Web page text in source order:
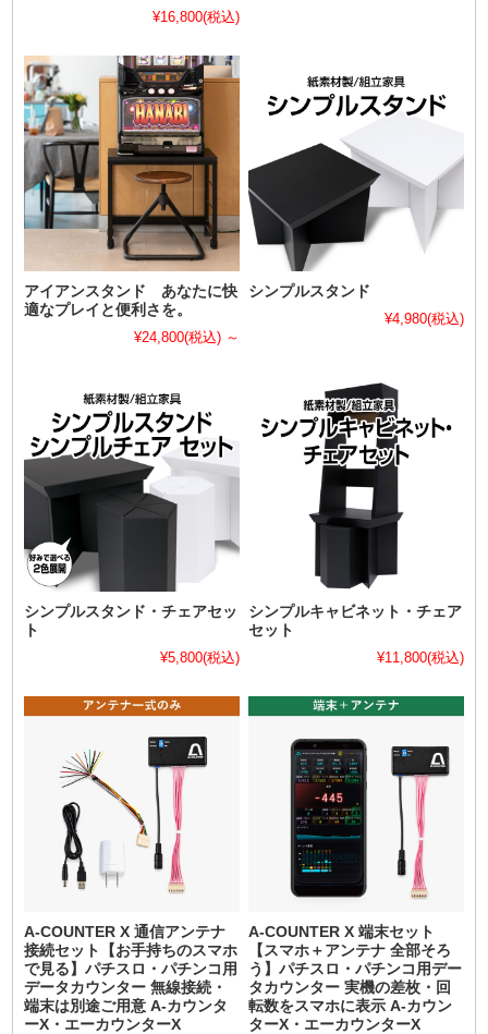
¥16,800(税込)
アイアンスタンド あなたに快
適なプレイと便利さを。
¥24,800(税込) ～
シンプルスタンド
¥4,980(税込)
シンプルスタンド・チェアセッ
ト
¥5,800(税込)
シンプルキャビネット・チェア
セット
¥11,800(税込)
A-COUNTER X 通信アンテナ
接続セット【お手持ちのスマホ
で見る】パチスロ・パチンコ用
データカウンター 無線接続・
端末は別途ご用意 A-カウンタ
ーX・エーカウンターX
A-COUNTER X 端末セット
【スマホ＋アンテナ 全部そろ
う】パチスロ・パチンコ用デー
タカウンター 実機の差枚・回
転数をスマホに表示 A-カウン
ターX・エーカウンターX